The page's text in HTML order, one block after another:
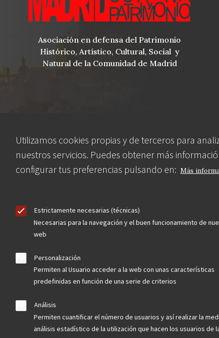
Utilizamos cookies propias y de terceros para
nuestros servicios. Puedes obtener más
configurar tus preferencias pulsando en: Más
Estrictamente necesarias (técnicas)
Necesarias para la navegación y el buen funcionamiento de
web
Personalización
Permiten al Usuario acceder a la web con unas características
predefinidas en función de una serie de criterios
Análisis
Permiten cuantificar el número de usuarios y así realizar la
análisis estadístico de la utilización que hacen los usuarios de
Asociación en defensa del Patrimonio
Histórico, Artístico, Cultural, Social y
Natural de la Comunidad de Madrid
Menu
Footer
observatorio del patrimonio
convocatorias
Nuestras redes
Contacta